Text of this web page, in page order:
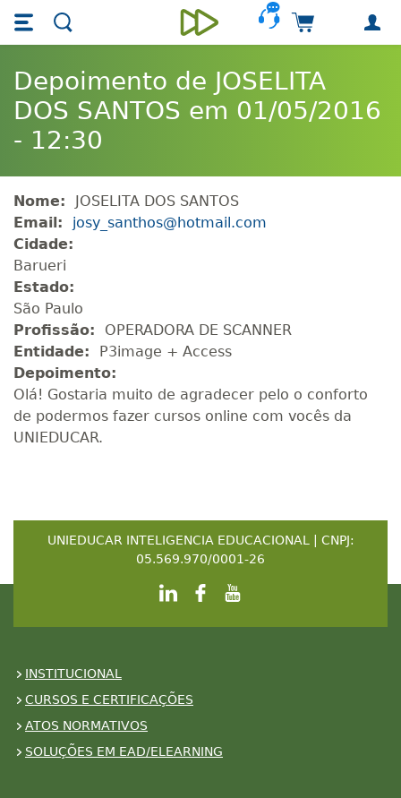
Skip main navigation
Skip to main content
Unieducar
Carrinho de
Depoimento de JOSELITA
DOS SANTOS em 01/05/2016
- 12:30
Nome:
JOSELITA DOS SANTOS
Email:
josy_santhos@hotmail.com
Cidade:
Barueri
Estado:
São Paulo
Profissão:
OPERADORA DE SCANNER
Entidade:
P3image + Access
Depoimento:
Olá! Gostaria muito de agradecer pelo o conforto
de podermos fazer cursos online com vocês da
UNIEDUCAR.
UNIEDUCAR INTELIGENCIA EDUCACIONAL | CNPJ:
05.569.970/0001-26
INSTITUCIONAL
CURSOS E CERTIFICAÇÕES
ATOS NORMATIVOS
SOLUÇÕES EM EAD/ELEARNING